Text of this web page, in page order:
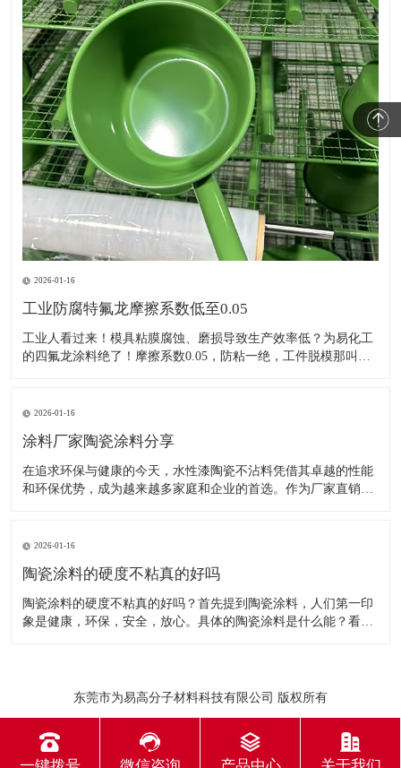
2026-01-16
工业防腐特氟龙摩擦系数低至0.05
​工业人看过来！模具粘膜腐蚀、磨损导致生产效率低？为易化工
的四氟龙涂料绝了！摩擦系数0.05，防粘一绝，工件脱模那叫一
形。选它，工业生产效率直接拉满！
2026-01-16
涂料厂家陶瓷涂料分享
​​在追求环保与健康的今天，水性漆陶瓷不沾料凭借其卓越的性能
和环保优势，成为越来越多家庭和企业的首选。作为厂家直销，
不沾性能，表面光滑易清洁，持久耐用，适用于各类陶瓷制品。
2026-01-16
陶瓷涂料的硬度不粘真的好吗
​陶瓷涂料的硬度不粘真的好吗？首先提到陶瓷涂料，人们第一印
象是健康，环保，安全，放心。具体的陶瓷涂料是什么能？看看
剂固化制成，具东莞市为易高分子材料科技有限公司 版权所有